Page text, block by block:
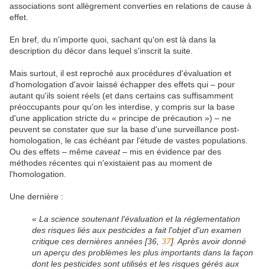
associations sont allègrement converties en relations de cause à
effet.
En bref, du n'importe quoi, sachant qu'on est là dans la
description du décor dans lequel s'inscrit la suite.
Mais surtout, il est reproché aux procédures d'évaluation et
d'homologation d'avoir laissé échapper des effets qui – pour
autant qu'ils soient réels (et dans certains cas suffisamment
préoccupants pour qu'on les interdise, y compris sur la base
d'une application stricte du « principe de précaution ») – ne
peuvent se constater que sur la base d'une surveillance post-
homologation, le cas échéant par l'étude de vastes populations.
Ou des effets – même caveat– mis en évidence par des
méthodes récentes qui n'existaient pas au moment de
l'homologation.
Une dernière :
«La science soutenant l'évaluation et la réglementation
des risques liés aux pesticides a fait l'objet d'un examen
critique ces dernières années [36,37]. Après avoir donné
un aperçu des problèmes les plus importants dans la façon
dont les pesticides sont utilisés et les risques gérés aux